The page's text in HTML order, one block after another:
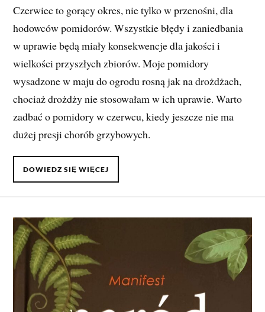
Czerwiec to gorący okres, nie tylko w przenośni, dla
hodowców pomidorów. Wszystkie błędy i zaniedbania
w uprawie będą miały konsekwencje dla jakości i
wielkości przyszłych zbiorów. Moje pomidory
wysadzone w maju do ogrodu rosną jak na drożdżach,
chociaż drożdży nie stosowałam w ich uprawie. Warto
zadbać o pomidory w czerwcu, kiedy jeszcze nie ma
dużej presji chorób grzybowych.
DOWIEDZ SIĘ WIĘCEJ